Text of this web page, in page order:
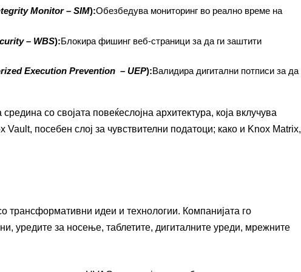
Monitor – SIM):Обезбедува мониторинг во реално време на
– WBS):Блокира фишинг веб-страници за да ги заштити
Execution Prevention – UEP):Валидира дигитални потписи за да
со својата повеќеслојна архитектура, која вклучува
посебен слој за чувствителни податоци; како и Knox Matrix,
трансформативни идеи и технологии. Компанијата го
уредите за носење, таблетите, дигиталните уреди, мрежните